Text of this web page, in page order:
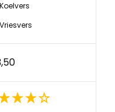
Koelvers
Vriesvers